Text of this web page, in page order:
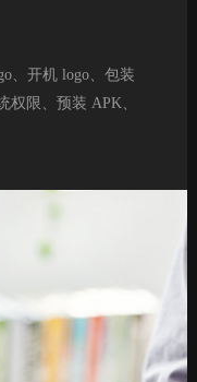
、开机 logo、包装
权限、预装 APK、